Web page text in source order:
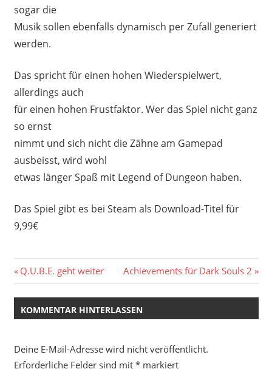
sogar die
Musik sollen ebenfalls dynamisch per Zufall generiert
werden.
Das spricht für einen hohen Wiederspielwert,
allerdings auch
für einen hohen Frustfaktor. Wer das Spiel nicht ganz
so ernst
nimmt und sich nicht die Zähne am Gamepad
ausbeisst, wird wohl
etwas länger Spaß mit Legend of Dungeon haben.
Das Spiel gibt es bei Steam als Download-Titel für
9,99€
Beitragsnavigation
Vorheriger
Beitrag:
Q.U.B.E. geht weiter
Nächster
Beitrag:
Achievements für Dark Souls 2
KOMMENTAR HINTERLASSEN
Deine E-Mail-Adresse wird nicht veröffentlicht.
Erforderliche Felder sind mit *markiert